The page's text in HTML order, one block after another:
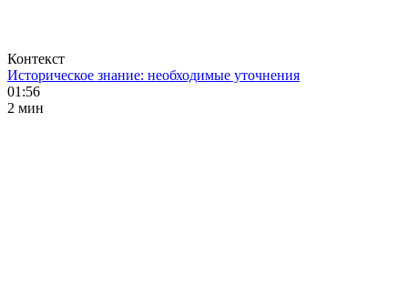
Контекст
Историческое знание: необходимые уточнения
01:56
2 мин